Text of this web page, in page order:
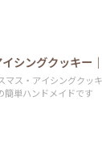
シングクッキー
ス・アイシングクッ
簡単ハンドメイドです